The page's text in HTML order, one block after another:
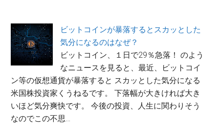
ビットコインが暴落するとスカッとした
気分になるのはなぜ？
ビットコイン、１日で29％急落！ のよう
なニュースを見ると、最近、ビットコイ
ン等の仮想通貨が暴落すると スカッとした気分になる
米国株投資家くうねるです。 下落幅が大きければ大き
いほど気分爽快です。 今後の投資、人生に関わりそう
なのでこの不思…